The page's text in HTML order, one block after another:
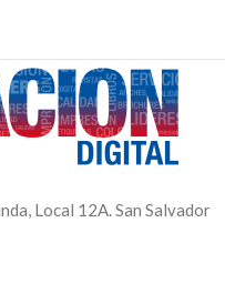
Local 12A. San Salvador